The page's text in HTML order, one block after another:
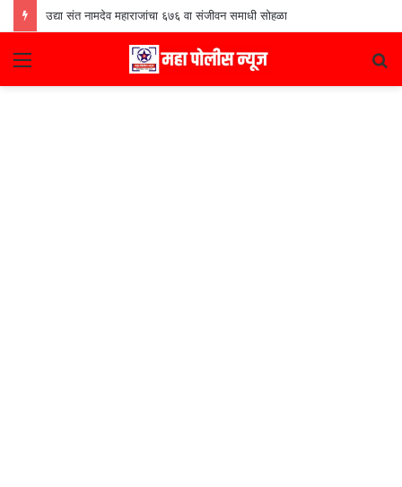
उद्या संत नामदेव महाराजांचा ६७६ वा संजीवन समाधी सोहळा
Menu